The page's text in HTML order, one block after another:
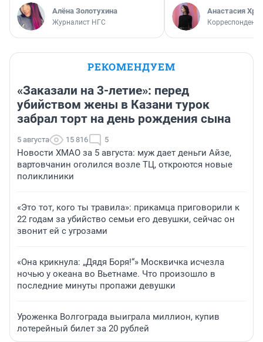
Алёна Золотухина
Журналист НГС
Анастасия
Корреспондент
РЕКОМЕНДУЕМ
«Заказали на 3-летие»: перед
убийством жены в Казани турок
забрал торт на день рождения сына
5 августа 15 816 5
Новости ХМАО за 5 августа: муж дает деньги Айзе,
вартовчанин оголился возле ТЦ, откроются новые
поликлиники
«Это тот, кого ты травила»: прикамца приговорили к
22 годам за убийство семьи его девушки, сейчас он
звонит ей с угрозами
«Она крикнула: „Дядя Боря!“» Москвичка исчезла
ночью у океана во Вьетнаме. Что произошло в
последние минуты пропажи девушки
Уроженка Волгограда выиграла миллион, купив
лотерейный билет за 20 рублей